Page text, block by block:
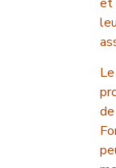
Le
de